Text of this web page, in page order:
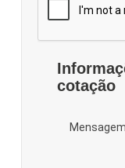
cotação